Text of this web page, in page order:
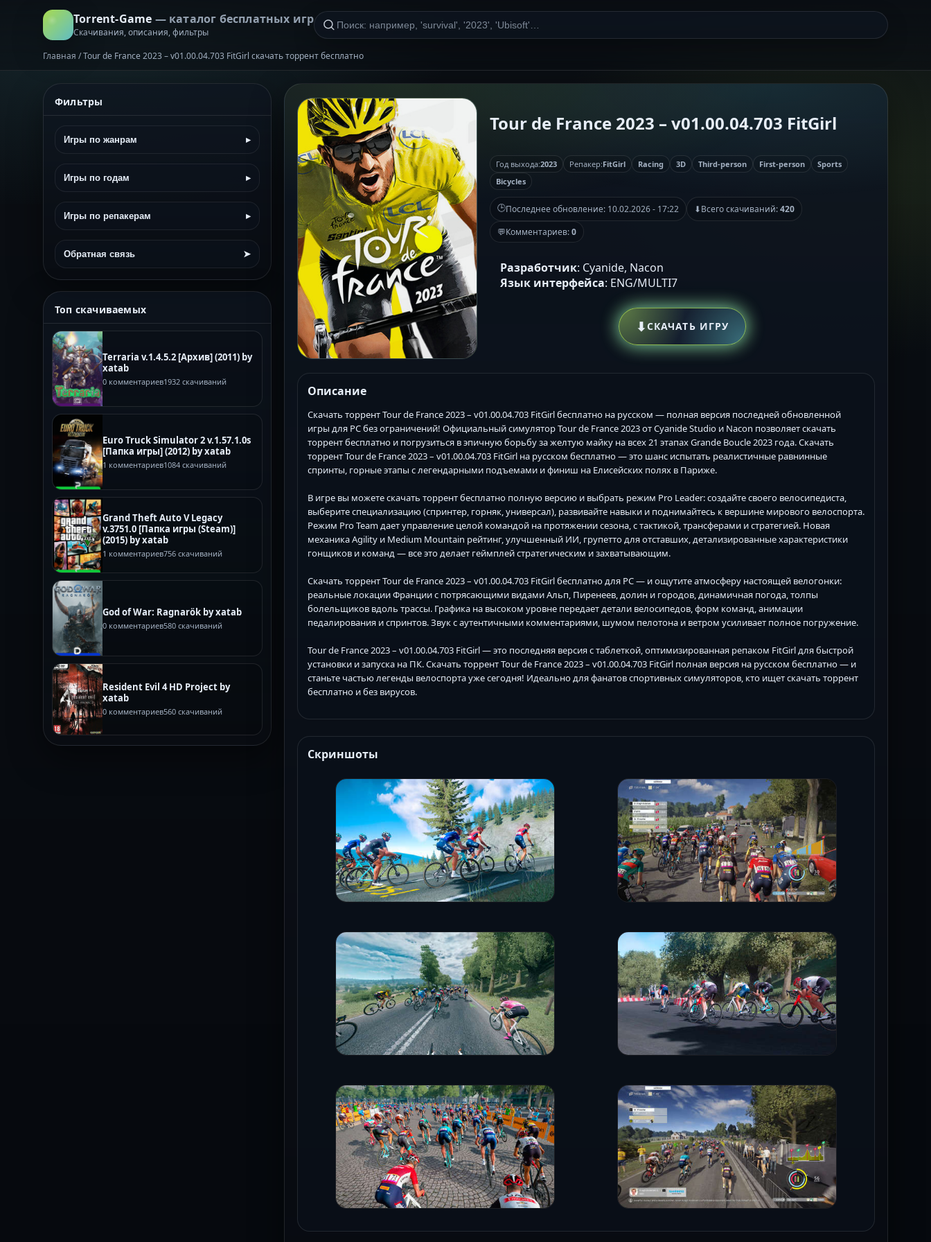
Torrent-Game — каталог бесплатных игр
Скачивания, описания, фильтры
Главная /Tour de France 2023 – v01.00.04.703 FitGirl скачать торрент бесплатно
Фильтры
Игры по жанрам ▸
Игры по годам ▸
Игры по репакерам ▸
Обратная связь ➤
Топ скачиваемых
Terraria v.1.4.5.2 [Архив] (2011) by
xatab
0 комментариев1932 скачиваний
Euro Truck Simulator 2 v.1.57.1.0s
[Папка игры] (2012) by xatab
1 комментариев1084 скачиваний
Grand Theft Auto V Legacy
v.3751.0 [Папка игры (Steam)]
(2015) by xatab
1 комментариев756 скачиваний
God of War: Ragnarök by xatab
0 комментариев580 скачиваний
Resident Evil 4 HD Project by
xatab
0 комментариев560 скачиваний
Tour de France 2023 – v01.00.04.703 FitGirl
Год выхода:2023 Репакер:FitGirl Racing 3D Third-person First-person
Sports
Bicycles
🕒Последнее обновление: 10.02.2026 - 17:22 ⬇Всего скачиваний:420
💬Комментариев:0
Разработчик: Cyanide, Nacon
Язык интерфейса: ENG/MULTI7
⬇СКАЧАТЬ ИГРУ
Описание
Скачать торрент Tour de France 2023 – v01.00.04.703 FitGirl бесплатно на русском — полная версия последней обновленной
игры для PC без ограничений! Официальный симулятор Tour de France 2023 от Cyanide Studio и Nacon позволяет скачать
торрент бесплатно и погрузиться в эпичную борьбу за желтую майку на всех 21 этапах Grande Boucle 2023 года. Скачать
торрент Tour de France 2023 – v01.00.04.703 FitGirl на русском бесплатно — это шанс испытать реалистичные равнинные
спринты, горные этапы с легендарными подъемами и финиш на Елисейских полях в Париже.
В игре вы можете скачать торрент бесплатно полную версию и выбрать режим Pro Leader: создайте своего велосипедиста,
выберите специализацию (спринтер, горняк, универсал), развивайте навыки и поднимайтесь к вершине мирового велоспорта.
Режим Pro Team дает управление целой командой на протяжении сезона, с тактикой, трансферами и стратегией. Новая
механика Agility и Medium Mountain рейтинг, улучшенный ИИ, групетто для отставших, детализированные характеристики
гонщиков и команд — все это делает геймплей стратегическим и захватывающим.
Скачать торрент Tour de France 2023 – v01.00.04.703 FitGirl бесплатно для PC — и ощутите атмосферу настоящей велогонки:
реальные локации Франции с потрясающими видами Альп, Пиренеев, долин и городов, динамичная погода, толпы
болельщиков вдоль трассы. Графика на высоком уровне передает детали велосипедов, форм команд, анимации
педалирования и спринтов. Звук с аутентичными комментариями, шумом пелотона и ветром усиливает полное погружение.
Tour de France 2023 – v01.00.04.703 FitGirl — это последняя версия с таблеткой, оптимизированная репаком FitGirl для быстрой
установки и запуска на ПК. Скачать торрент Tour de France 2023 – v01.00.04.703 FitGirl полная версия на русском бесплатно — и
станьте частью легенды велоспорта уже сегодня! Идеально для фанатов спортивных симуляторов, кто ищет скачать торрент
бесплатно и без вирусов.
Скриншоты